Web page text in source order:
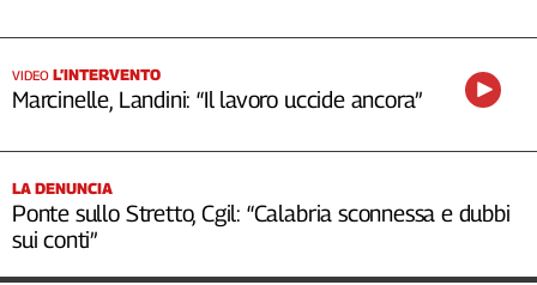
VIDEO L’INTERVENTO
Marcinelle, Landini: “Il lavoro uccide ancora”
LA DENUNCIA
Ponte sullo Stretto, Cgil: “Calabria sconnessa e dubbi
sui conti”